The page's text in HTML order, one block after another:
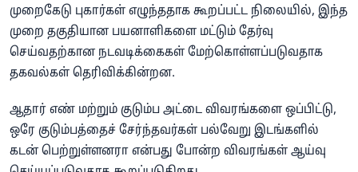
முறைகேடு புகார்கள் எழுந்ததாக கூறப்பட்ட நிலையில், இந்த
முறை தகுதியான பயனாளிகளை மட்டும் தேர்வு
செய்வதற்கான நடவடிக்கைகள் மேற்கொள்ளப்படுவதாக
தகவல்கள் தெரிவிக்கின்றன.
ஆதார் எண் மற்றும் குடும்ப அட்டை விவரங்களை ஒப்பிட்டு,
ஒரே குடும்பத்தைச் சேர்ந்தவர்கள் பல்வேறு இடங்களில்
கடன் பெற்றுள்ளனரா என்பது போன்ற விவரங்கள் ஆய்வு